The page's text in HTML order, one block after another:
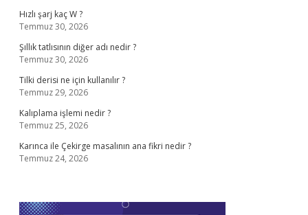
Hızlı şarj kaç W ?
Temmuz 30, 2026
Şıllık tatlısının diğer adı nedir ?
Temmuz 30, 2026
Tilki derisi ne için kullanılır ?
Temmuz 29, 2026
Kalıplama işlemi nedir ?
Temmuz 25, 2026
Karınca ile Çekirge masalının ana fikri nedir ?
Temmuz 24, 2026